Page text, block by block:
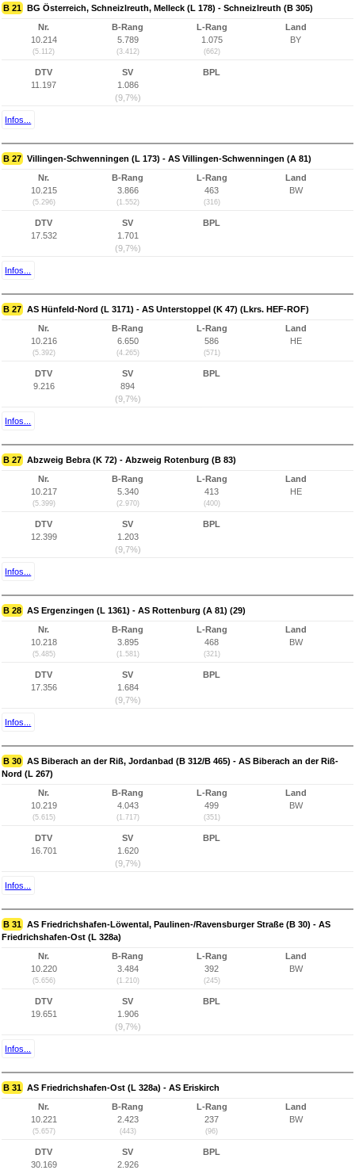
B 21 BG Österreich, Schneizlreuth, Melleck (L 178) - Schneizlreuth (B 305)
Nr.
10.214
(5.112)
B-Rang
5.789
(3.412)
L-Rang
1.075
(662)
Land
BY
DTV
11.197
SV
1.086
(9,7%)
BPL
Infos...
B 27 Villingen-Schwenningen (L 173) - AS Villingen-Schwenningen (A 81)
Nr.
10.215
(5.296)
B-Rang
3.866
(1.552)
L-Rang
463
(316)
Land
BW
DTV
17.532
SV
1.701
(9,7%)
BPL
Infos...
B 27 AS Hünfeld-Nord (L 3171) - AS Unterstoppel (K 47) (Lkrs. HEF-ROF)
Nr.
10.216
(5.392)
B-Rang
6.650
(4.265)
L-Rang
586
(571)
Land
HE
DTV
9.216
SV
894
(9,7%)
BPL
Infos...
B 27 Abzweig Bebra (K 72) - Abzweig Rotenburg (B 83)
Nr.
10.217
(5.399)
B-Rang
5.340
(2.970)
L-Rang
413
(400)
Land
HE
DTV
12.399
SV
1.203
(9,7%)
BPL
Infos...
B 28 AS Ergenzingen (L 1361) - AS Rottenburg (A 81) (29)
Nr.
10.218
(5.485)
B-Rang
3.895
(1.581)
L-Rang
468
(321)
Land
BW
DTV
17.356
SV
1.684
(9,7%)
BPL
Infos...
B 30 AS Biberach an der Riß, Jordanbad (B 312/B 465) - AS Biberach an der Riß-
Nord (L 267)
Nr.
10.219
(5.615)
B-Rang
4.043
(1.717)
L-Rang
499
(351)
Land
BW
DTV
16.701
SV
1.620
(9,7%)
BPL
Infos...
B 31 AS Friedrichshafen-Löwental, Paulinen-/Ravensburger Straße (B 30) - AS
Friedrichshafen-Ost (L 328a)
Nr.
10.220
(5.656)
B-Rang
3.484
(1.210)
L-Rang
392
(245)
Land
BW
DTV
19.651
SV
1.906
(9,7%)
BPL
Infos...
B 31 AS Friedrichshafen-Ost (L 328a) - AS Eriskirch
Nr.
10.221
(5.657)
B-Rang
2.423
(443)
L-Rang
237
(96)
Land
BW
DTV
30.169
SV
2.926
BPL